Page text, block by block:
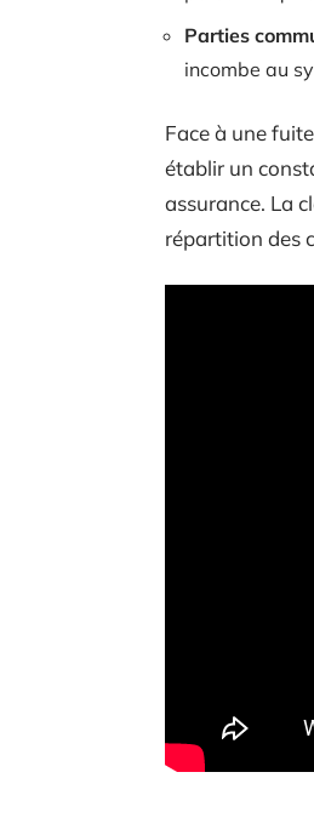
Parties
incombe au
Face à une
établir un
assurance. La
répartition des